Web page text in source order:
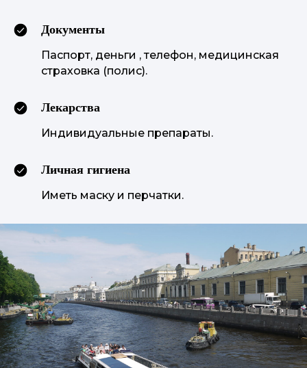
Документы
Паспорт, деньги , телефон, медицинская
страховка (полис).
Лекарства
Индивидуальные препараты.
Личная гигиена
Иметь маску и перчатки.